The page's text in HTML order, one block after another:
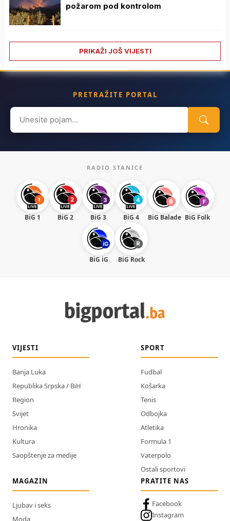
požarom pod kontrolom
PRIKAŽI JOŠ VIJESTI
PRETRAŽITE PORTAL
Search
for:
RADIO STANICE
BiG 1 BiG 2 BiG 3 BiG 4 BiG Balade BiG Folk
BiG iG BiG Rock
VIJESTI
Banja Luka
Republika Srpska / BiH
Region
Svijet
Hronika
Kultura
Saopštenje za medije
SPORT
Fudbal
Košarka
Tenis
Odbojka
Atletika
Formula 1
Vaterpolo
Ostali sportovi
MAGAZIN
Ljubav i seks
Moda
PRATITE NAS
Facebook
Instagram